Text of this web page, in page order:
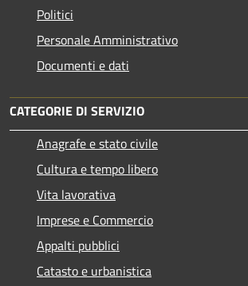
Politici
Personale Amministrativo
Documenti e dati
CATEGORIE DI SERVIZIO
Anagrafe e stato civile
Cultura e tempo libero
Vita lavorativa
Imprese e Commercio
Appalti pubblici
Catasto e urbanistica